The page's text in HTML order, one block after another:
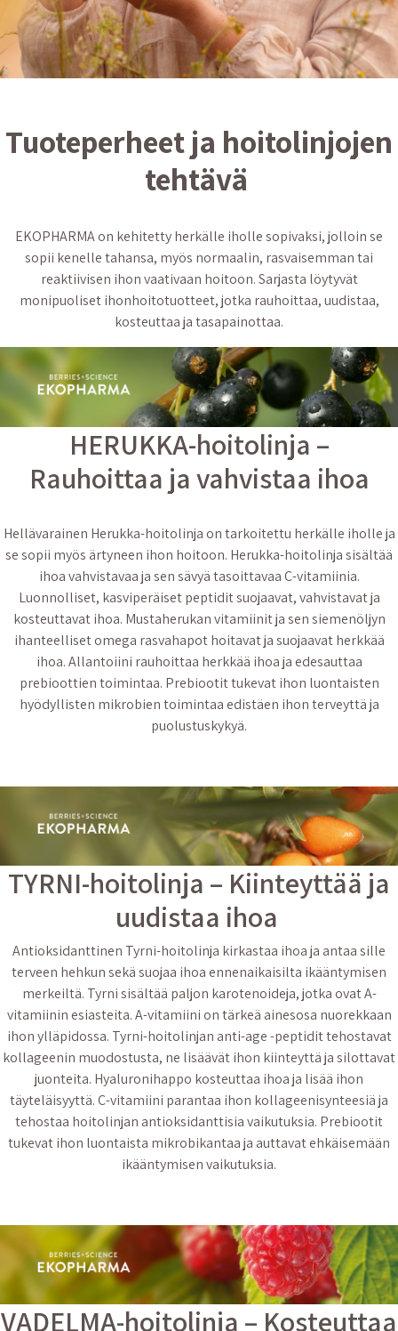
Tuoteperheet ja hoitolinjojen
tehtävä
EKOPHARMA on kehitetty herkälle iholle sopivaksi, jolloin se
sopii kenelle tahansa, myös normaalin, rasvaisemman tai
reaktiivisen ihon vaativaan hoitoon. Sarjasta löytyvät
monipuoliset ihonhoitotuotteet, jotka rauhoittaa, uudistaa,
kosteuttaa ja tasapainottaa.
HERUKKA-hoitolinja –
Rauhoittaa ja vahvistaa ihoa
Hellävarainen Herukka-hoitolinja on tarkoitettu herkälle iholle ja
se sopii myös ärtyneen ihon hoitoon. Herukka-hoitolinja sisältää
ihoa vahvistavaa ja sen sävyä tasoittavaa C-vitamiinia.
Luonnolliset, kasviperäiset peptidit suojaavat, vahvistavat ja
kosteuttavat ihoa. Mustaherukan vitamiinit ja sen siemenöljyn
ihanteelliset omega rasvahapot hoitavat ja suojaavat herkkää
ihoa. Allantoiini rauhoittaa herkkää ihoa ja edesauttaa
prebioottien toimintaa. Prebiootit tukevat ihon luontaisten
hyödyllisten mikrobien toimintaa edistäen ihon terveyttä ja
puolustuskykyä.
TYRNI-hoitolinja – Kiinteyttää ja
uudistaa ihoa
Antioksidanttinen Tyrni-hoitolinja kirkastaa ihoa ja antaa sille
terveen hehkun sekä suojaa ihoa ennenaikaisilta ikääntymisen
merkeiltä. Tyrni sisältää paljon karotenoideja, jotka ovat A-
vitamiinin esiasteita. A-vitamiini on tärkeä ainesosa nuorekkaan
ihon ylläpidossa. Tyrni-hoitolinjan anti-age -peptidit tehostavat
kollageenin muodostusta, ne lisäävät ihon kiinteyttä ja silottavat
juonteita. Hyaluronihappo kosteuttaa ihoa ja lisää ihon
täyteläisyyttä. C-vitamiini parantaa ihon kollageenisynteesiä ja
tehostaa hoitolinjan antioksidanttisia vaikutuksia. Prebiootit
tukevat ihon luontaista mikrobikantaa ja auttavat ehkäisemään
ikääntymisen vaikutuksia.
VADELMA-hoitolinja – Kosteuttaa